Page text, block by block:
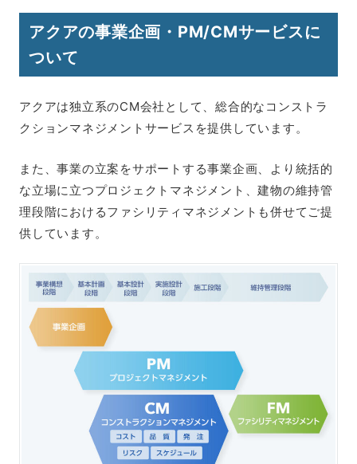
アクアの事業企画・PM/CMサービスに
ついて
アクアは独立系のCM会社として、総合的なコンストラ
クションマネジメントサービスを提供しています。
また、事業の立案をサポートする事業企画、より統括的
な立場に立つプロジェクトマネジメント、建物の維持管
理段階におけるファシリティマネジメントも併せてご提
供しています。